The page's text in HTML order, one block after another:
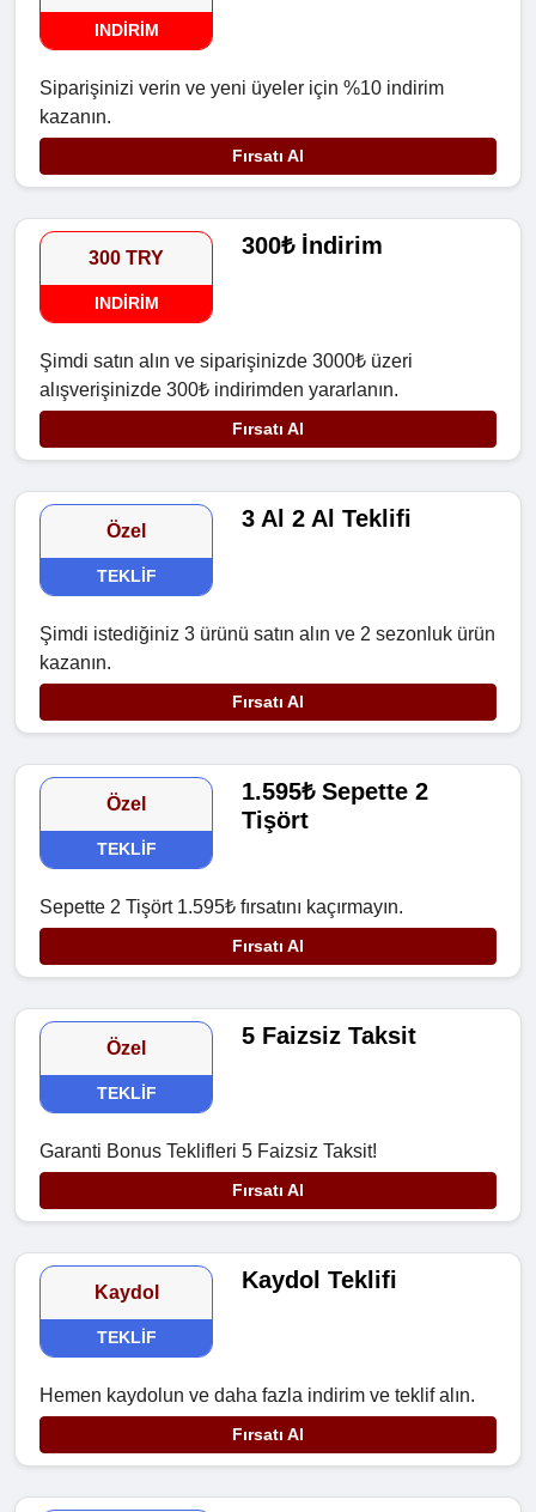
INDIRIM
Siparişinizi verin ve yeni üyeler için %10 indirim
kazanın.
Fırsatı Al
300 TRY
INDIRIM
300₺ İndirim
Şimdi satın alın ve siparişinizde 3000₺ üzeri
alışverişinizde 300₺ indirimden yararlanın.
Fırsatı Al
Özel
TEKLIF
3 Al 2 Al Teklifi
Şimdi istediğiniz 3 ürünü satın alın ve 2 sezonluk ürün
kazanın.
Fırsatı Al
Özel
TEKLIF
1.595₺ Sepette 2
Tişört
Sepette 2 Tişört 1.595₺ fırsatını kaçırmayın.
Fırsatı Al
Özel
TEKLIF
5 Faizsiz Taksit
Garanti Bonus Teklifleri 5 Faizsiz Taksit!
Fırsatı Al
Kaydol
TEKLIF
Kaydol Teklifi
Hemen kaydolun ve daha fazla indirim ve teklif alın.
Fırsatı Al